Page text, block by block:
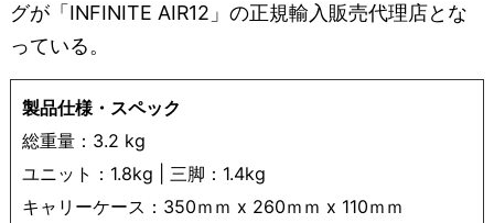
グが「INFINITE AIR12」の正規輸入販売代理店とな
っている。
製品仕様・スペック
総重量：3.2 kg
ユニット：1.8kg | 三脚：1.4kg
キャリーケース：350ｍｍ x 260ｍｍ x 110ｍｍ